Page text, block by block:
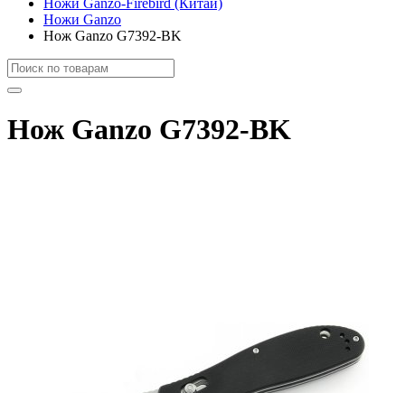
Ножи Ganzo
Нож Ganzo G7392-BK
Нож Ganzo G7392-BK